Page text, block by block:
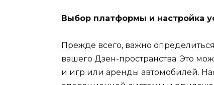
Выбор платформы и настройка
Прежде всего, важно
вашего Дзен-пространства. Это
и игр или аренды автомобилей.